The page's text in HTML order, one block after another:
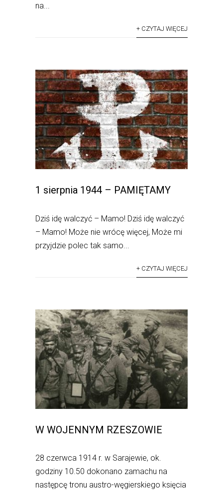
na...
+ CZYTAJ WIĘCEJ
1 sierpnia 1944 – PAMIĘTAMY
Dziś idę walczyć – Mamo! Dziś idę walczyć
– Mamo! Może nie wrócę więcej, Może mi
przyjdzie polec tak samo...
+ CZYTAJ WIĘCEJ
W WOJENNYM RZESZOWIE
28 czerwca 1914 r. w Sarajewie, ok.
godziny 10.50 dokonano zamachu na
następcę tronu austro-węgierskiego księcia